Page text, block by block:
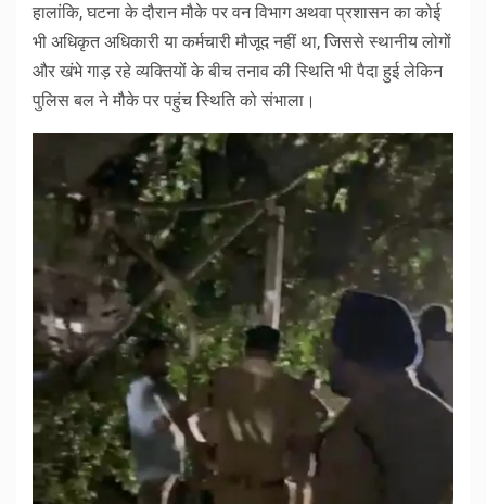
हालांकि, घटना के दौरान मौके पर वन विभाग अथवा प्रशासन का कोई
भी अधिकृत अधिकारी या कर्मचारी मौजूद नहीं था, जिससे स्थानीय लोगों
और खंभे गाड़ रहे व्यक्तियों के बीच तनाव की स्थिति भी पैदा हुई लेकिन
पुलिस बल ने मौके पर पहुंच स्थिति को संभाला।